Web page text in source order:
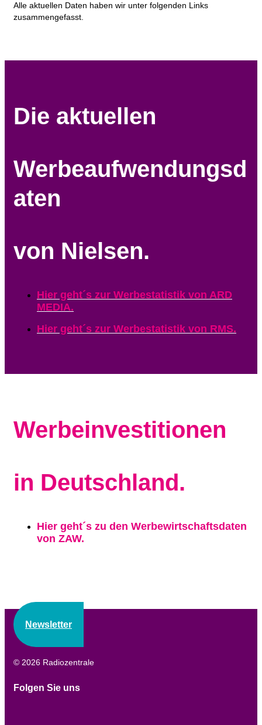
Alle aktuellen Daten haben wir unter folgenden Links
zusammengefasst.
Die aktuellen
Werbeaufwendungsd
aten
von Nielsen.
Hier geht´s zur Werbestatistik von ARD
MEDIA.
Hier geht´s zur Werbestatistik von RMS.
Werbeinvestitionen
in Deutschland.
Hier geht´s zu den Werbewirtschaftsdaten
von ZAW.
Newsletter
© 2026 Radiozentrale
Folgen Sie uns